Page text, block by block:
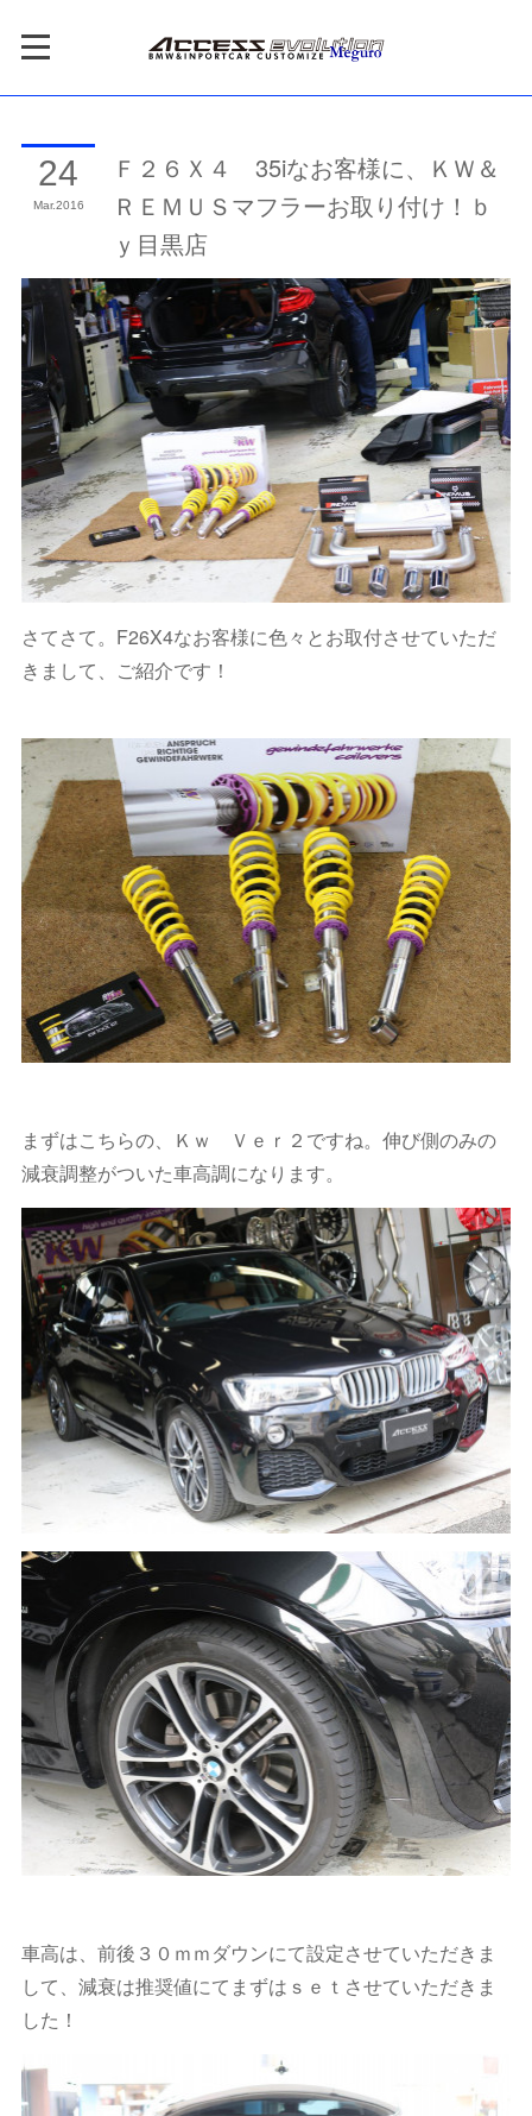
24
Mar 2016
Ｆ２６Ｘ４ 35iなお客様に、ＫＷ＆
ＲＥＭＵＳマフラーお取り付け！ｂ
ｙ目黒店
さてさて。F26X4なお客様に色々とお取付させていただ
きまして、ご紹介です！
まずはこちらの、Ｋｗ Ｖｅｒ２ですね。伸び側のみの
減衰調整がついた車高調になります。
車高は、前後３０ｍｍダウンにて設定させていただきま
して、減衰は推奨値にてまずはｓｅｔさせていただきま
した！